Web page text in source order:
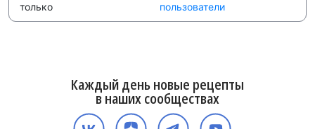
только
пользователи
Каждый день новые рецепты
в наших сообществах